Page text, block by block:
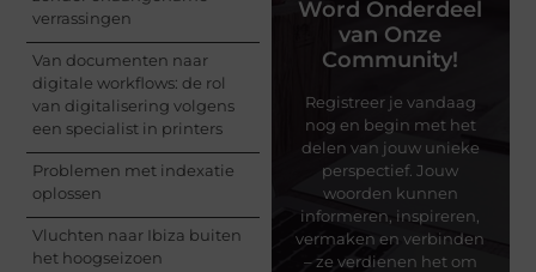
verrassingen
Van documenten naar
digitale workflows: de rol
van digitalisering volgens
een specialist in printers
Problemen met indexatie
oplossen
Vluchten naar Ibiza buiten
het hoogseizoen
Word Onderdeel
van Onze
Community!
Registreer je vandaag
nog en begin met het
delen van jouw unieke
perspectief. Jouw
woorden kunnen
informeren, inspireren,
vermaken en verbinden
– ze verdienen het om